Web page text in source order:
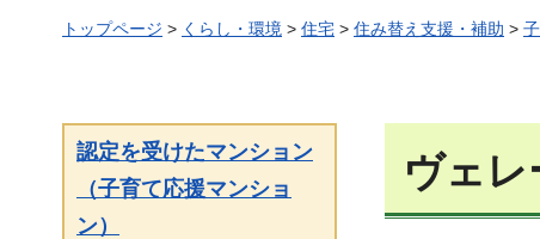
トップページ > くらし・環境 > 住宅 > 住み替え支援・補助 >
認定を受けたマンション
（子育て応援マンショ
ン）
ヴェ